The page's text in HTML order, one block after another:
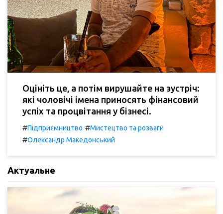
Оцініть це, а потім вирушайте на зустріч:
які чоловічі імена приносять фінансовий
успіх та процвітання у бізнесі.
#Підприємництво #Мистецтво та розваги
#Олександр Македонський
Актуальне